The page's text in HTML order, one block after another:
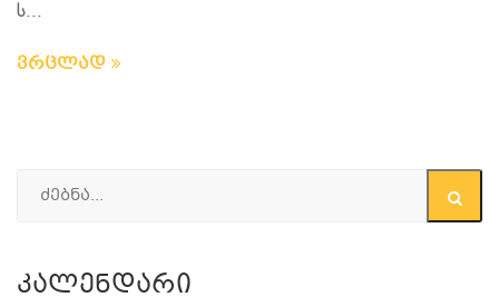
ს...
ვრცლად
Კალენდარი